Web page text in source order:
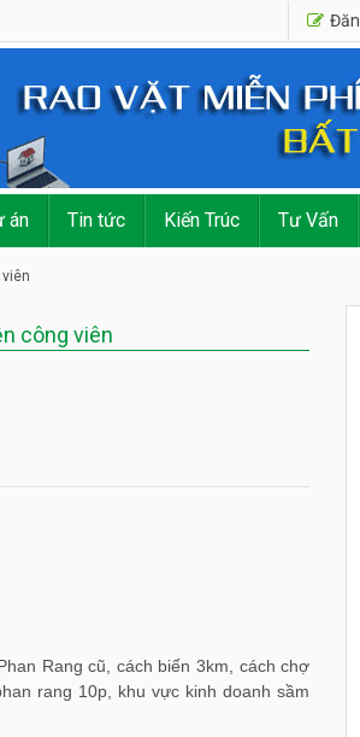
án Tin tức Kiến Trúc Tư Vấn
công viên
Rang cũ, cách biển 3km, cách chợ
rang 10p, khu vực kinh doanh sầm